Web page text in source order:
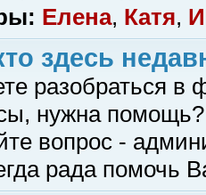
Елена, Катя,
здесь
разобраться в
нужна помощь?
вопрос -
рада помочь